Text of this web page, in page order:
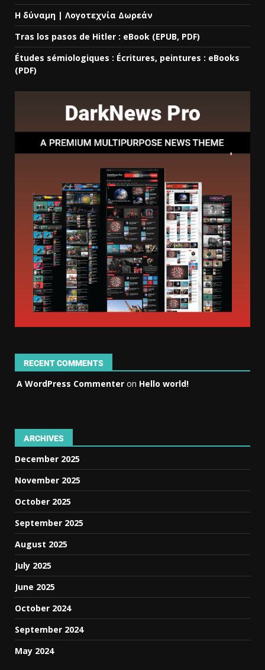
Η δύναμη | Λογοτεχνία Δωρεάν
Tras los pasos de Hitler : eBook (EPUB, PDF)
Études sémiologiques : Écritures, peintures : eBooks
(PDF)
RECENT COMMENTS
A WordPress Commenter on Hello world!
ARCHIVES
December 2025
November 2025
October 2025
September 2025
August 2025
July 2025
June 2025
October 2024
September 2024
May 2024